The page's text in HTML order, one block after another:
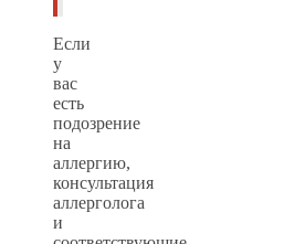
Если
у
вас
есть
подозрение
на
аллергию,
консультация
аллерголога
и